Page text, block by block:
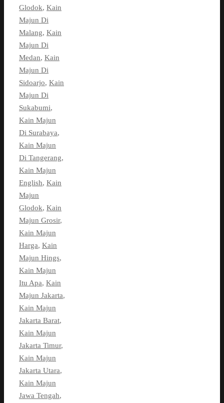
Glodok, Kain
Majun Di
Malang, Kain
Majun Di
Medan, Kain
Majun Di
Sidoarjo, Kain
Majun Di
Sukabumi,
Kain Majun
Di Surabaya,
Kain Majun
Di Tangerang,
Kain Majun
English, Kain
Majun
Glodok, Kain
Majun Grosir,
Kain Majun
Harga, Kain
Majun Hings,
Kain Majun
Itu Apa, Kain
Majun Jakarta,
Kain Majun
Jakarta Barat,
Kain Majun
Jakarta Timur,
Kain Majun
Jakarta Utara,
Kain Majun
Jawa Tengah,